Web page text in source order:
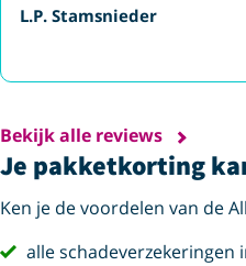
L.P. Stamsnieder
Bekijk alle reviews
Je pakketkorting
Ken je de voordelen van de
vink
alle schadeverzekeringen